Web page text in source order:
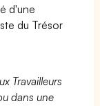
d'une
du Trésor
Travailleurs
dans une